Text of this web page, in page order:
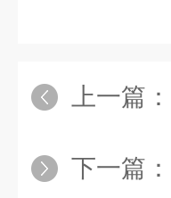
上一篇：
下一篇：